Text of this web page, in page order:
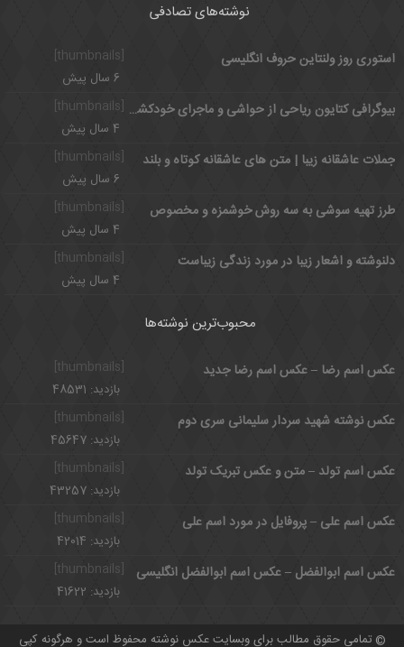
نوشته‌های تصادفی
[thumbnails] استوری روز ولنتاین حروف انگلیسی
6 سال پیش
بیوگرافی کتایون ریاحی از حواشی و ماجرای خودکشی تا زندگی حرفه ای
4 سال پیش
[thumbnails]
جملات عاشقانه زیبا | متن های عاشقانه کوتاه و بلند
6 سال پیش
طرز تهیه سوشی به سه روش خوشمزه و مخصوص
4 سال پیش
دلنوشته و اشعار زیبا در مورد زندگی زیباست
4 سال پیش
محبوب‌ترین نوشته‌ها
عکس اسم رضا – عکس اسم رضا جدید
بازدید: 48531
[thumbnails]
عکس نوشته شهید سردار سلیمانی سری دوم
بازدید: 45647
عکس اسم تولد – متن و عکس تبریک تولد
بازدید: 43257
عکس اسم علی – پروفایل در مورد اسم علی
بازدید: 42014
عکس اسم ابوالفضل – عکس اسم ابوالفضل انگلیسی
بازدید: 41622
© تمامی حقوق مطالب برای وبسایت عکس نوشته محفوظ است و هرگونه کپی